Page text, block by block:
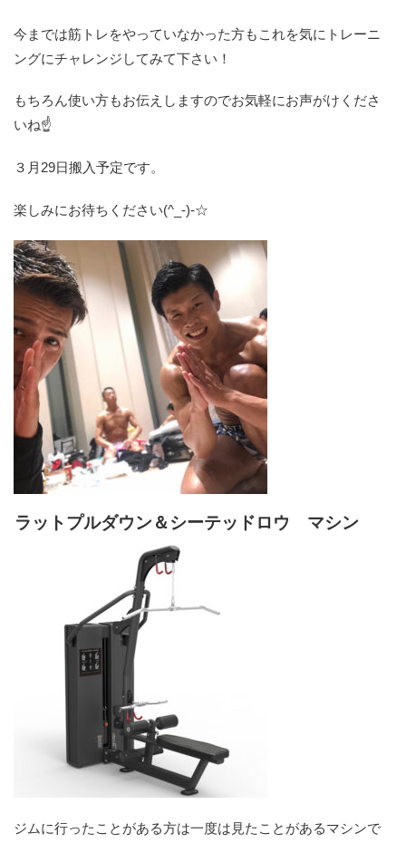
今までは筋トレをやっていなかった方もこれを気にトレーニ
ングにチャレンジしてみて下さい！
もちろん使い方もお伝えしますのでお気軽にお声がけくださ
いね☝
３月29日搬入予定です。
楽しみにお待ちください(^_-)-☆
ラットプルダウン＆シーテッドロウ マシン
ジムに行ったことがある方は一度は見たことがあるマシンで